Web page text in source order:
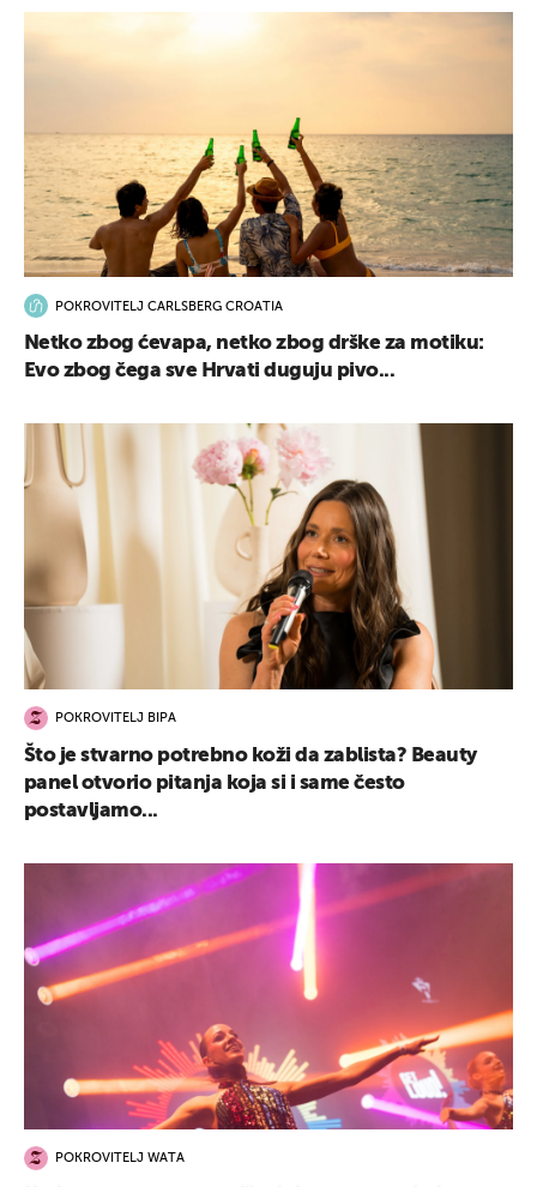
POKROVITELJ CARLSBERG CROATIA
Netko zbog ćevapa, netko zbog drške za motiku:
Evo zbog čega sve Hrvati duguju pivo...
POKROVITELJ BIPA
Što je stvarno potrebno koži da zablista? Beauty
panel otvorio pitanja koja si i same često
postavljamo...
POKROVITELJ WATA